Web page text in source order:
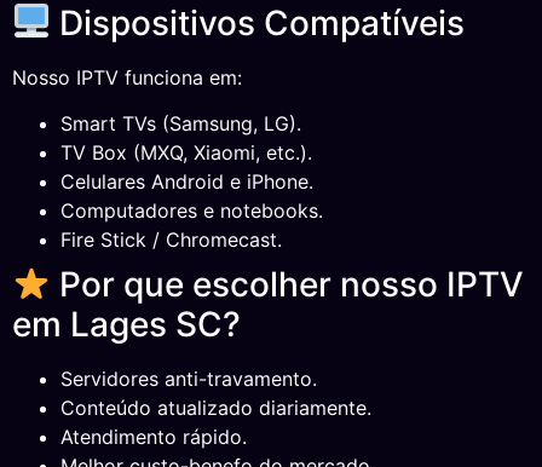
Dispositivos Compatíveis
Nosso IPTV funciona em:
Smart TVs (Samsung, LG).
TV Box (MXQ, Xiaomi, etc.).
Celulares Android e iPhone.
Computadores e notebooks.
Fire Stick / Chromecast.
Por que escolher nosso IPTV
em Lages SC?
Servidores anti-travamento.
Conteúdo atualizado diariamente.
Atendimento rápido.